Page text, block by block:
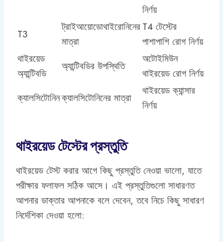
নির্ণয়
T3
ট্রাইআয়োডোথাইরোনিনের
মাত্রা
T4 টেস্টের
পাশাপাশি রোগ নির্ণয়
থাইরয়েড
অ্যান্টিবডি
অ্যান্টিবডির উপস্থিতি
অটোইমিউন
থাইরয়েড রোগ নির্ণয়
ক্যালসিটোনিনক্যালসিটোনিনের মাত্রা
থাইরয়েড ক্যান্সার
নির্ণয়
থাইরয়েড টেস্টের প্রস্তুতি
থাইরয়েড টেস্ট করার আগে কিছু প্রস্তুতি নেওয়া ভালো, যাতে
পরীক্ষার ফলাফল সঠিক আসে। এই প্রস্তুতিগুলো সাধারণত
আপনার ডাক্তার আপনাকে বলে দেবেন, তবে নিচে কিছু সাধারণ
নির্দেশিকা দেওয়া হলো: